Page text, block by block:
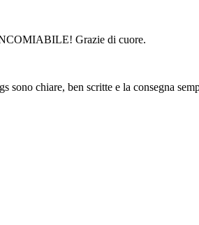
Grazie di cuore.
chiare, ben scritte e la consegna